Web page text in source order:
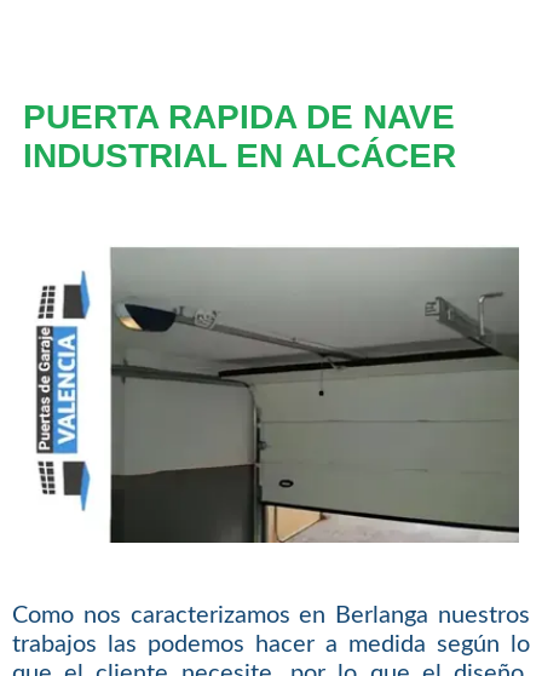
PUERTA RAPIDA DE NAVE
INDUSTRIAL EN ALCÁCER
Como nos caracterizamos en Berlanga nuestros
trabajos las podemos hacer a medida según lo